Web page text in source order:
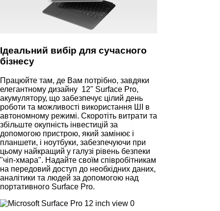
Ідеальний вибір для сучасного
бізнесу
Працюйте там, де Вам потрібно, завдяки
елегантному дизайну 12" Surface Pro,
акумулятору, що забезпечує цілий день
роботи та можливості використання ШІ в
автономному режимі. Скоротіть витрати та
збільште окупність інвестицій за
допомогою пристрою, який замінює і
планшети, і ноутбуки, забезпечуючи при
цьому найкращий у галузі рівень безпеки
"чіп-хмара". Надайте своїм співробітникам
на передовий доступ до необхідних даних,
аналітики та людей за допомогою над
портативного Surface Pro.